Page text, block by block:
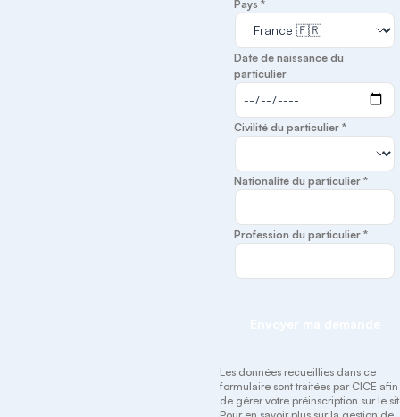
Pays *
Date de naissance du
particulier
Civilité du particulier *
Nationalité du particulier *
Profession du particulier *
Les données recueillies dans ce
formulaire sont traitées par CICE afin
de gérer votre préinscription sur le